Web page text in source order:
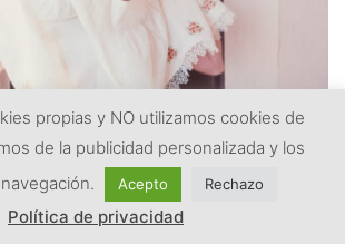
propias y NO utilizamos cookies de
de la publicidad personalizada y los
Acepto Rechazo
Política de privacidad